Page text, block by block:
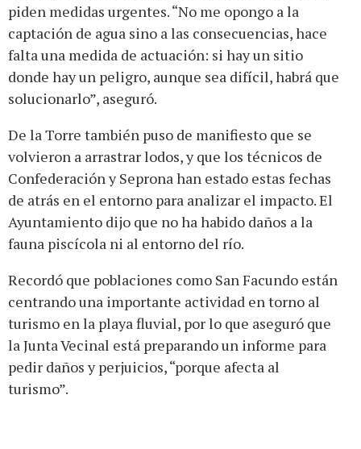
piden medidas urgentes. “No me opongo a la
captación de agua sino a las consecuencias, hace
falta una medida de actuación: si hay un sitio
donde hay un peligro, aunque sea difícil, habrá que
solucionarlo”, aseguró.
De la Torre también puso de manifiesto que se
volvieron a arrastrar lodos, y que los técnicos de
Confederación y Seprona han estado estas fechas
de atrás en el entorno para analizar el impacto. El
Ayuntamiento dijo que no ha habido daños a la
fauna piscícola ni al entorno del río.
Recordó que poblaciones como San Facundo están
centrando una importante actividad en torno al
turismo en la playa fluvial, por lo que aseguró que
la Junta Vecinal está preparando un informe para
pedir daños y perjuicios, “porque afecta al
turismo”.